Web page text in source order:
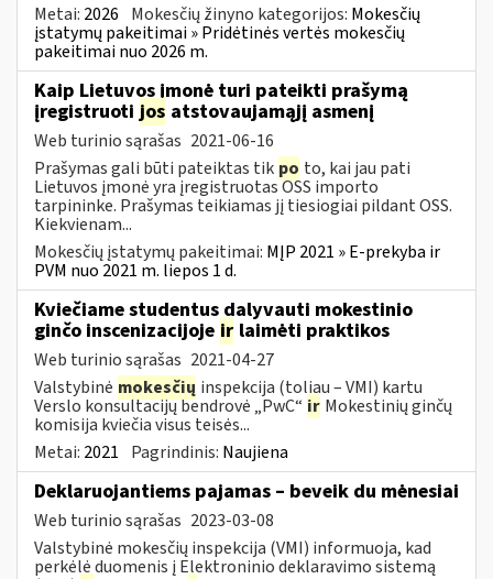
Metai: 2026 Mokesčių žinyno kategorijos: Mokesčių
įstatymų pakeitimai » Pridėtinės vertės mokesčių
pakeitimai nuo 2026 m.
Kaip Lietuvos įmonė turi pateikti prašymą
įregistruoti jos atstovaujamąjį asmenį
Web turinio sąrašas 2021-06-16
Prašymas gali būti pateiktas tik po to, kai jau pati
Lietuvos įmonė yra įregistruotas OSS importo
tarpininke. Prašymas teikiamas jį tiesiogiai pildant OSS.
Kiekvienam...
Mokesčių įstatymų pakeitimai: MĮP 2021 » E-prekyba ir
PVM nuo 2021 m. liepos 1 d.
Kviečiame studentus dalyvauti mokestinio
ginčo inscenizacijoje ir laimėti praktikos
Web turinio sąrašas 2021-04-27
Valstybinė mokesčių inspekcija (toliau – VMI) kartu
Verslo konsultacijų bendrovė „PwC“ ir Mokestinių ginčų
komisija kviečia visus teisės...
Metai: 2021 Pagrindinis: Naujiena
Deklaruojantiems pajamas – beveik du mėnesiai
Web turinio sąrašas 2023-03-08
Valstybinė mokesčių inspekcija (VMI) informuoja, kad
perkėlė duomenis į Elektroninio deklaravimo sistemą